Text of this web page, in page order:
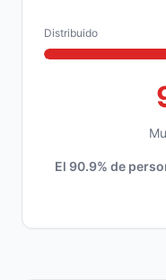
Distribuido
El 90.9% de